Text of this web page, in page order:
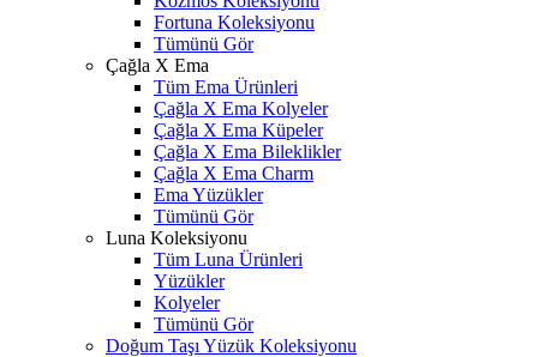
Fortuna Koleksiyonu
Tümünü Gör
Çağla X Ema
Tüm Ema Ürünleri
Çağla X Ema Kolyeler
Çağla X Ema Küpeler
Çağla X Ema Bileklikler
Çağla X Ema Charm
Ema Yüzükler
Tümünü Gör
Luna Koleksiyonu
Tüm Luna Ürünleri
Yüzükler
Kolyeler
Tümünü Gör
Doğum Taşı Yüzük Koleksiyonu